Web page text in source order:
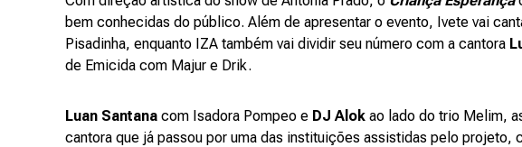
bem conhecidas do público. Além de apresentar o evento, Ivete vai
Pisadinha, enquanto IZA também vai dividir seu número com a cantora
de Emicida com Majur e Drik.
Luan Santana com Isadora Pompeo e DJ Alok ao lado do trio Melim,
cantora que já passou por uma das instituições assistidas pelo projeto,